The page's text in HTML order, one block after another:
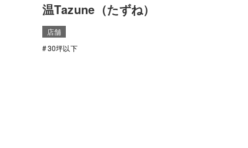
温Tazune（たずね）
店舗
30坪以下